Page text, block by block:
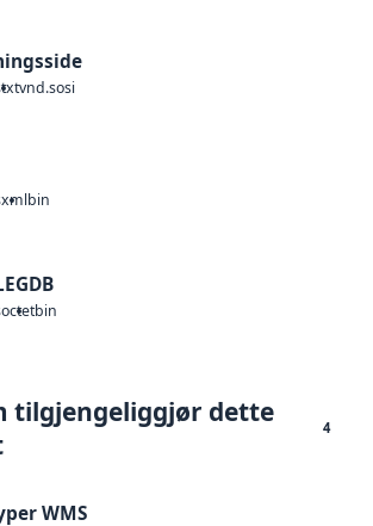
txtvnd.sosi
xmlbin
octetbin
tilgjengeliggjør dette
4
WMS